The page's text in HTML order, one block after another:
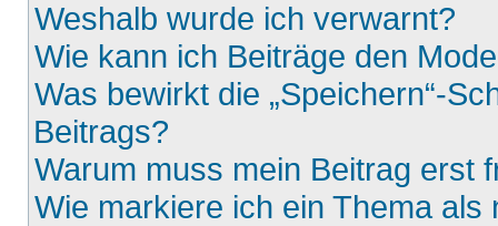
Weshalb wurde ich verwarnt?
Wie kann ich Beiträge den
Was bewirkt die „Speichern“-
Beitrags?
Warum muss mein Beitrag erst
Wie markiere ich ein Thema als